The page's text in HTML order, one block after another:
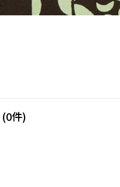
(0件)